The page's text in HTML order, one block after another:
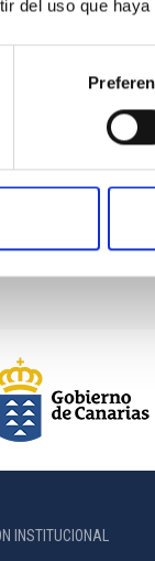
del uso que
Actividad
INSTITUCIONAL